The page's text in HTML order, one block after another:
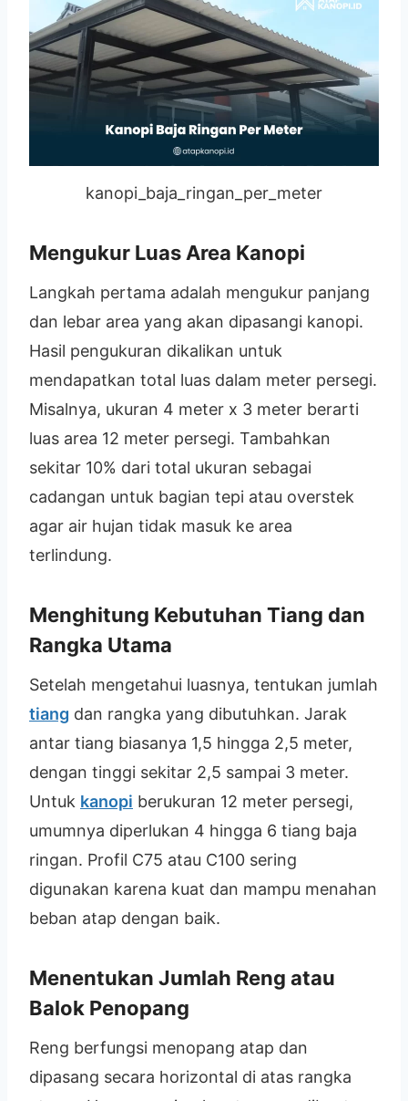
kanopi_baja_ringan_per_meter
Mengukur Luas Area Kanopi
Langkah pertama adalah mengukur panjang
dan lebar area yang akan dipasangi kanopi.
Hasil pengukuran dikalikan untuk
mendapatkan total luas dalam meter persegi.
Misalnya, ukuran 4 meter x 3 meter berarti
luas area 12 meter persegi. Tambahkan
sekitar 10% dari total ukuran sebagai
cadangan untuk bagian tepi atau overstek
agar air hujan tidak masuk ke area
terlindung.
Menghitung Kebutuhan Tiang dan
Rangka Utama
Setelah mengetahui luasnya, tentukan jumlah
tiang dan rangka yang dibutuhkan. Jarak
antar tiang biasanya 1,5 hingga 2,5 meter,
dengan tinggi sekitar 2,5 sampai 3 meter.
Untuk kanopi berukuran 12 meter persegi,
umumnya diperlukan 4 hingga 6 tiang baja
ringan. Profil C75 atau C100 sering
digunakan karena kuat dan mampu menahan
beban atap dengan baik.
Menentukan Jumlah Reng atau
Balok Penopang
Reng berfungsi menopang atap dan
dipasang secara horizontal di atas rangka